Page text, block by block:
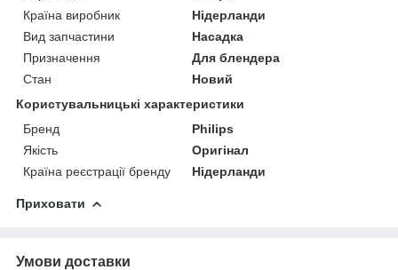
Країна виробник
Нідерланди
Вид запчастини
Насадка
Призначення
Для блендера
Стан
Новий
Користувальницькі характеристики
Бренд
Philips
Якість
Оригінал
Країна реєстрації бренду
Нідерланди
Приховати
Умови доставки